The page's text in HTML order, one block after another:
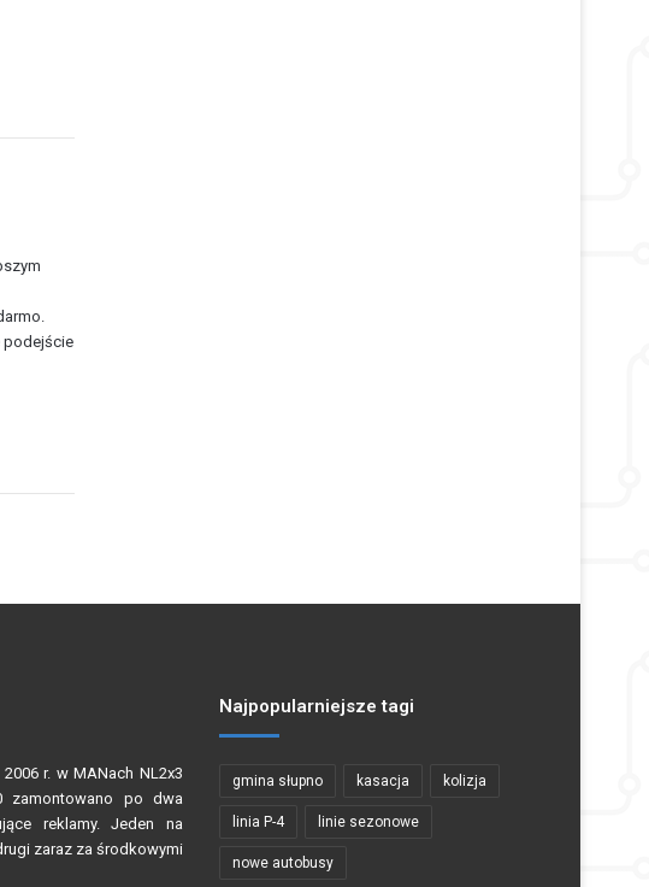
podejście
r. w MANach NL2x3
zamontowano po dwa
reklamy. Jeden na
zaraz za środkowymi
Najpopularniejsze tagi
gmina słupno kasacja kolizja
linia P-4 linie sezonowe
nowe autobusy